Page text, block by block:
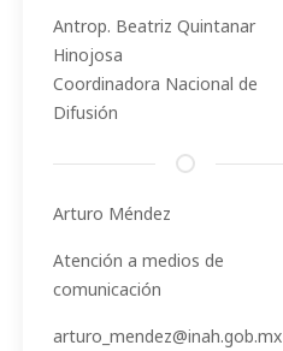
Antrop. Beatriz Quintanar
Hinojosa
Coordinadora Nacional de
Difusión
Arturo Méndez
Atención a medios de
comunicación
arturo_mendez@inah.gob.mx